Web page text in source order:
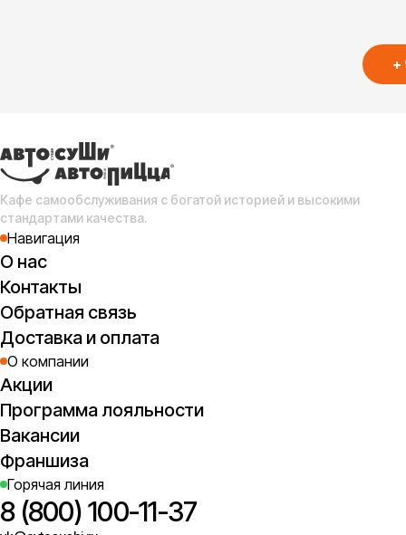
+
Кафе самообслуживания с богатой историей и высокими
стандартами качества.
Навигация
О нас
Контакты
Обратная связь
Доставка и оплата
О компании
Акции
Программа лояльности
Вакансии
Франшиза
Горячая линия
8 (800) 100-11-37